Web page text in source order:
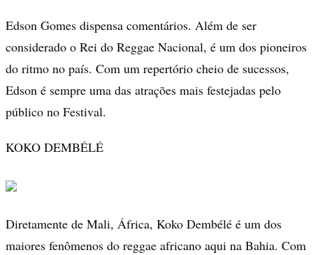
Edson Gomes dispensa comentários. Além de ser
considerado o Rei do Reggae Nacional, é um dos pioneiros
do ritmo no país. Com um repertório cheio de sucessos,
Edson é sempre uma das atrações mais festejadas pelo
público no Festival.
KOKO DEMBÉLÉ
Diretamente de Mali, África, Koko Dembélé é um dos
maiores fenômenos do reggae africano aqui na Bahia. Com